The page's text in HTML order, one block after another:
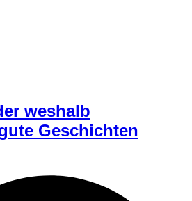
weshalb
Geschichten